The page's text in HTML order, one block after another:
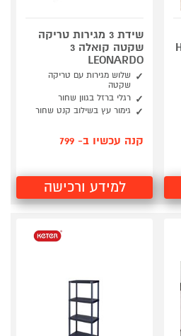
שידת 3 מגירות טריקה
שקטה קואלה 3
LEONARDO
שלוש מגירות עם טריקה
שקטה
רגלי ברזל בגוון שחור
גימור עץ בשילוב קנט שחור
קנה עכשיו ב- 799
למידע ורכישה